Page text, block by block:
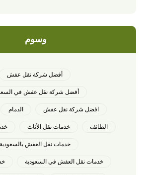
وسوم
أفضل شركة نقل عفش
أفضل شركة نقل عفش في
افضل شركة نقل عفش الدمام
الطائف خدمات نقل الأثاث
خدمات نقل العفش بالسعودية
خدمات نقل العفش في السعودية